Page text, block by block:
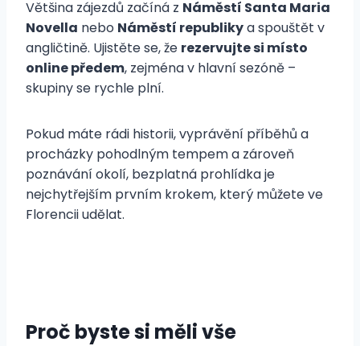
Většina zájezdů začíná z Náměstí Santa Maria
Novella nebo Náměstí republikya spouštět v
angličtině. Ujistěte se, že rezervujte si místo
online předem, zejména v hlavní sezóně –
skupiny se rychle plní.
Pokud máte rádi historii, vyprávění příběhů a
procházky pohodlným tempem a zároveň
poznávání okolí, bezplatná prohlídka je
nejchytřejším prvním krokem, který můžete ve
Florencii udělat.
Proč byste si měli vše